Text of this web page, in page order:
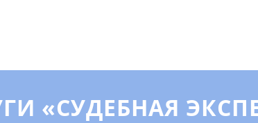
«СУДЕБНАЯ